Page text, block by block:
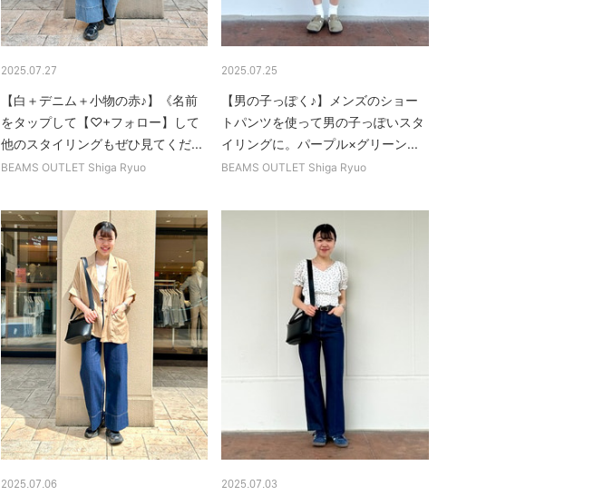
2025.07.27
【白＋デニム＋小物の赤♪】《名前
をタップして【♡+フォロー】して
他のスタイリングもぜひ見てくだ...
BEAMS OUTLET Shiga Ryuo
2025.07.25
【男の子っぽく♪】メンズのショー
トパンツを使って男の子っぽいスタ
イリングに。パープル×グリーン...
BEAMS OUTLET Shiga Ryuo
2025.07.06 2025.07.03